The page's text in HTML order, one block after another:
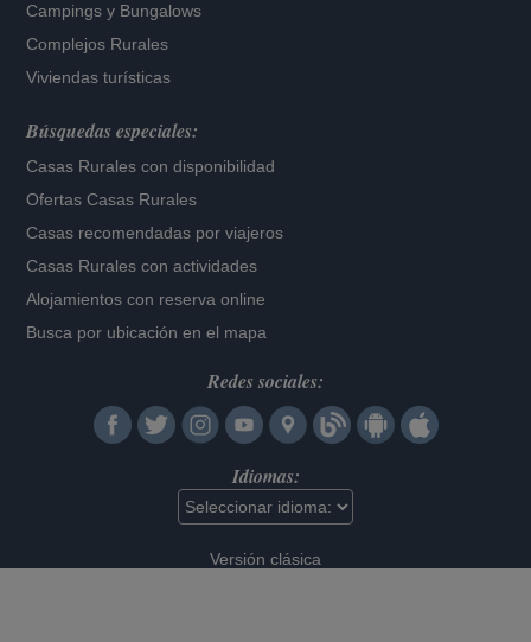
Campings y Bungalows
Complejos Rurales
Viviendas turísticas
Búsquedas especiales:
Casas Rurales con disponibilidad
Ofertas Casas Rurales
Casas recomendadas por viajeros
Casas Rurales con actividades
Alojamientos con reserva online
Busca por ubicación en el mapa
Redes sociales:
Idiomas:
Versión clásica